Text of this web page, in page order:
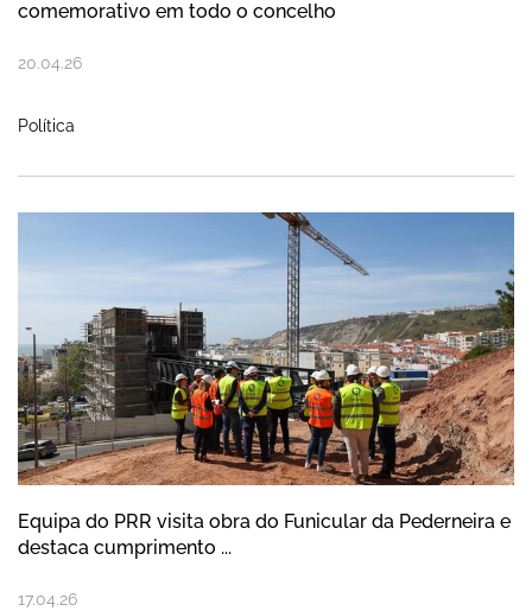
comemorativo em todo o concelho
20.04.26
Política
Equipa do PRR visita obra do Funicular
Equipa do PRR visita obra do Funicular da Pederneira e
destaca cumprimento ...
17.04.26